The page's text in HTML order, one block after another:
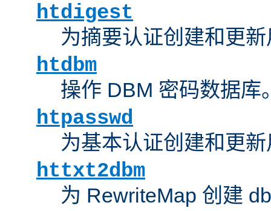
htdigest
为摘要认证创建和更
htdbm
操作 DBM 密码数据库
htpasswd
为基本认证创建和更
httxt2dbm
为 RewriteMap 创建